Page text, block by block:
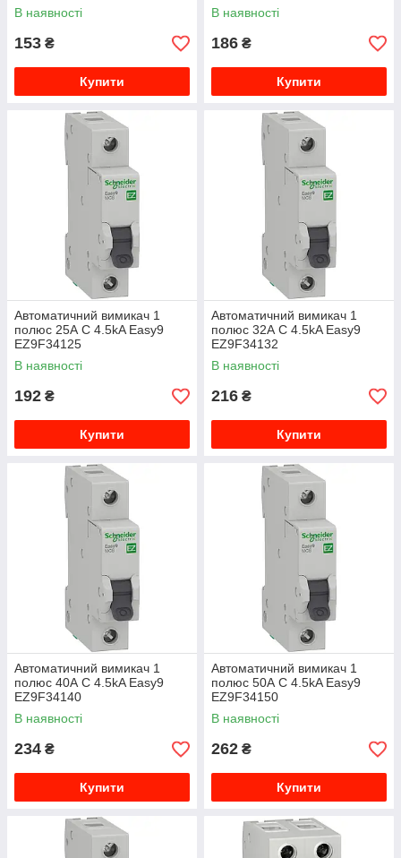
В наявності
153 ₴
Купити
В наявності
186 ₴
Купити
Автоматичний вимикач 1
полюс 25А C 4.5kA Easy9
EZ9F34125
В наявності
192 ₴
Купити
Автоматичний вимикач 1
полюс 32А C 4.5kA Easy9
EZ9F34132
В наявності
216 ₴
Купити
Автоматичний вимикач 1
полюс 40А C 4.5kA Easy9
EZ9F34140
В наявності
234 ₴
Купити
Автоматичний вимикач 1
полюс 50А C 4.5kA Easy9
EZ9F34150
В наявності
262 ₴
Купити